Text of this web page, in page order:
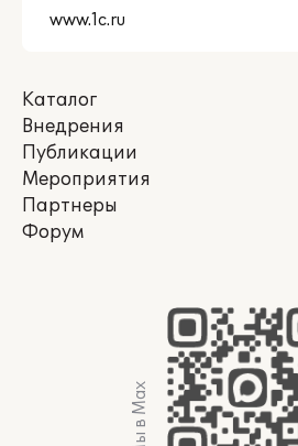
Каталог
Внедрения
Публикации
Мероприятия
Партнеры
Форум
Мы в Max